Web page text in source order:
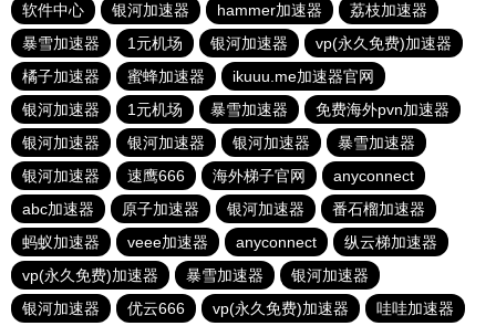
软件中心
银河加速器 hammer加速器
荔枝加速器
暴雪加速器
1元机场 银河加速器
vp(永久免费)加速器
橘子加速器
蜜蜂加速器
ikuuu.me加速器官网
银河加速器
1元机场 暴雪加速器
免费海外pvn加速器
银河加速器
银河加速器 银河加速器
暴雪加速器
银河加速器
速鹰666 海外梯子官网
anyconnect
abc加速器
原子加速器 银河加速器
番石榴加速器
蚂蚁加速器
veee加速器 anyconnect
纵云梯加速器
vp(永久免费)加速器
暴雪加速器
银河加速器
银河加速器
优云666 vp(永久免费)加速器 哇哇加速器